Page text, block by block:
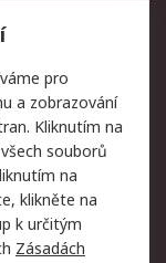
podmínky
RS
pošty
údajů
pro
a zobrazování
Kliknutím na
souborů
na
klikněte na
k určitým
Zásadách